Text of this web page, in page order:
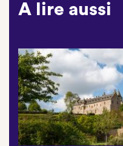
A lire aussi